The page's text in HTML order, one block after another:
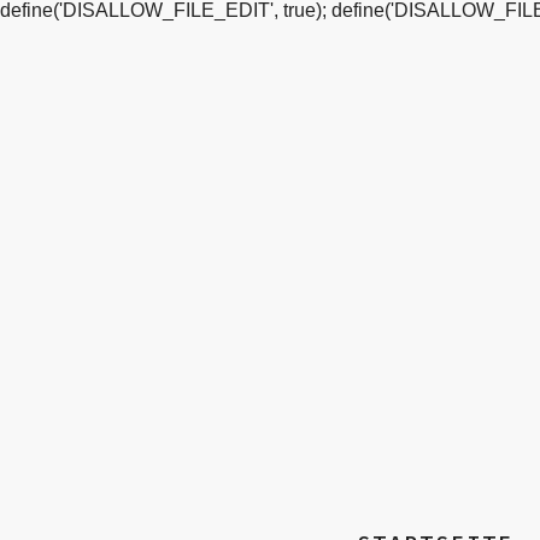
define('DISALLOW_FILE_EDIT', true);